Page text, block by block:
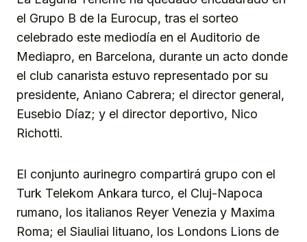
el Grupo B de la Eurocup, tras el sorteo
celebrado este mediodía en el Auditorio de
Mediapro, en Barcelona, durante un acto donde
el club canarista estuvo representado por su
presidente, Aniano Cabrera; el director general,
Eusebio Díaz; y el director deportivo, Nico
Richotti.
El conjunto aurinegro compartirá grupo con el
Turk Telekom Ankara turco, el Cluj-Napoca
rumano, los italianos Reyer Venezia y Maxima
Roma; el Siauliai lituano, los Londons Lions de